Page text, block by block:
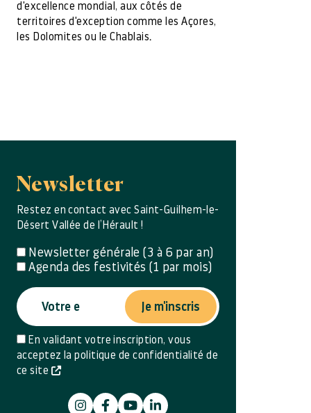
d'excellence mondial, aux côtés de
territoires d'exception comme les Açores,
les Dolomites ou le Chablais.
Newsletter
Restez en contact avec Saint-Guilhem-le-
Désert Vallée de l’Hérault !
Newsletter générale (3 à 6 par an)
Agenda des festivités (1 par mois)
En validant votre inscription, vous
acceptez la politique de confidentialité de
ce site
Je m'inscris